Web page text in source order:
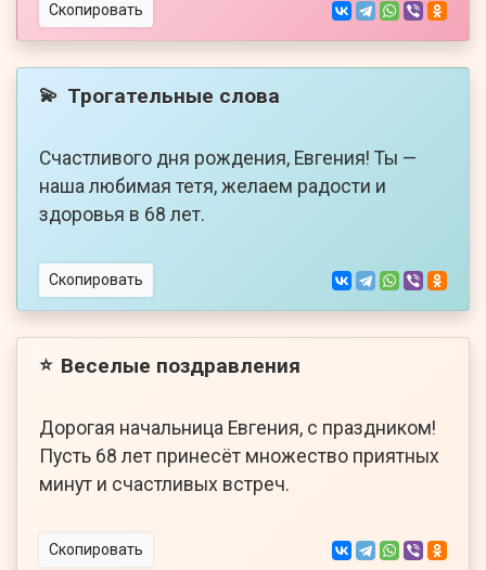
Скопировать
💫 Трогательные слова
Счастливого дня рождения, Евгения! Ты —
наша любимая тетя, желаем радости и
здоровья в 68 лет.
Скопировать
⭐ Веселые поздравления
Дорогая начальница Евгения, с праздником!
Пусть 68 лет принесёт множество приятных
минут и счастливых встреч.
Скопировать